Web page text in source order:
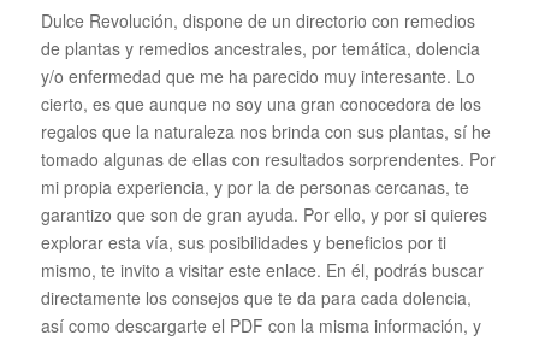
Dulce Revolución, dispone de un directorio con remedios
de plantas y remedios ancestrales, por temática, dolencia
y/o enfermedad que me ha parecido muy interesante. Lo
cierto, es que aunque no soy una gran conocedora de los
regalos que la naturaleza nos brinda con sus plantas, sí he
tomado algunas de ellas con resultados sorprendentes. Por
mi propia experiencia, y por la de personas cercanas, te
garantizo que son de gran ayuda. Por ello, y por si quieres
explorar esta vía, sus posibilidades y beneficios por ti
mismo, te invito a visitar este enlace. En él, podrás buscar
directamente los consejos que te da para cada dolencia,
así como descargarte el PDF con la misma información, y